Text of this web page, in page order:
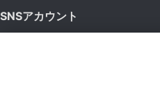
SNSアカウント